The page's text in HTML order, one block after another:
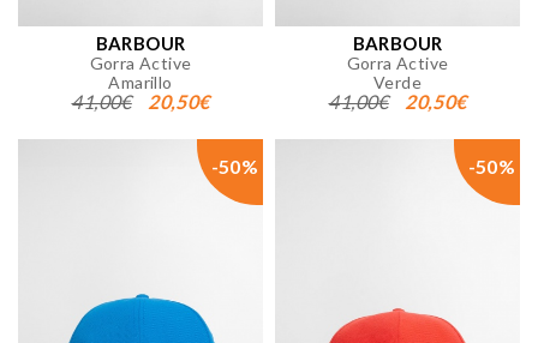
BARBOUR
Gorra Active
Amarillo
41,00€ 20,50€
BARBOUR
Gorra Active
Verde
41,00€ 20,50€
-50% -50%